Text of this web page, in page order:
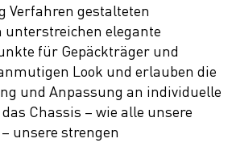
Verfahren gestalteten
unterstreichen elegante
für Gepäckträger und
Look und erlauben die
und Anpassung an individuelle
Chassis – wie alle unsere
unsere strengen